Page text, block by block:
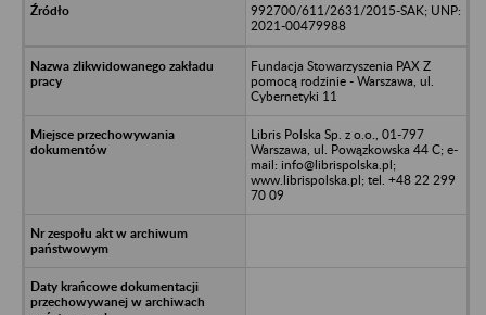
992700/611/2631/2015-SAK; UNP:
2021-00479988
Fundacja Stowarzyszenia PAX Z
pomocą rodzinie - Warszawa, ul.
Cybernetyki 11
Libris Polska Sp. z o.o., 01-797
Warszawa, ul. Powązkowska 44 C; e-
mail: info@librispolska.pl;
www.librispolska.pl; tel. +48 22 299
70 09